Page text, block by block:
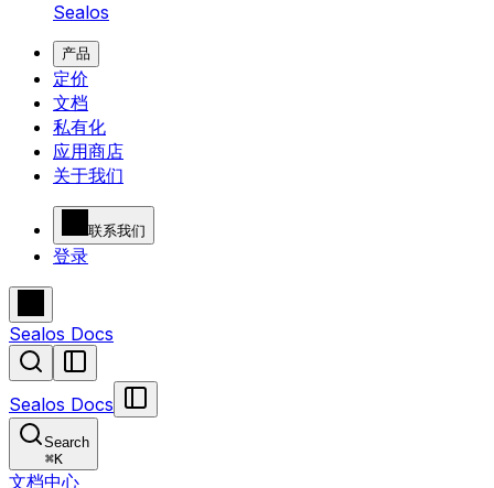
Sealos
产品
定价
文档
私有化
应用商店
关于我们
联系我们
登录
Sealos Docs
Sealos Docs
Search
⌘K
文档中心